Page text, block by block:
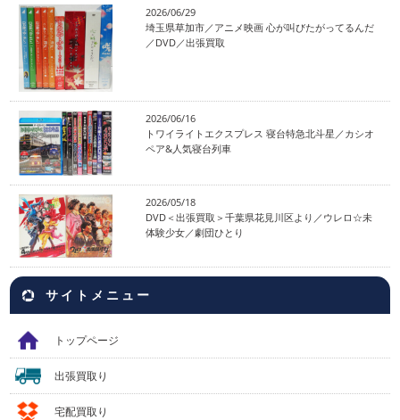
2026/06/29
埼玉県草加市／アニメ映画 心が叫びたがってるんだ
／DVD／出張買取
2026/06/16
トワイライトエクスプレス 寝台特急北斗星／カシオ
ペア&人気寝台列車
2026/05/18
DVD＜出張買取＞千葉県花見川区より／ウレロ☆未
体験少女／劇団ひとり
サイトメニュー
トップページ
出張買取り
宅配買取り